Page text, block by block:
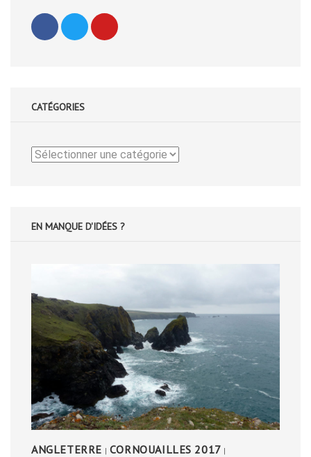
CATÉGORIES
Catégories
EN MANQUE D'IDÉES ?
ANGLETERRE | CORNOUAILLES 2017 |